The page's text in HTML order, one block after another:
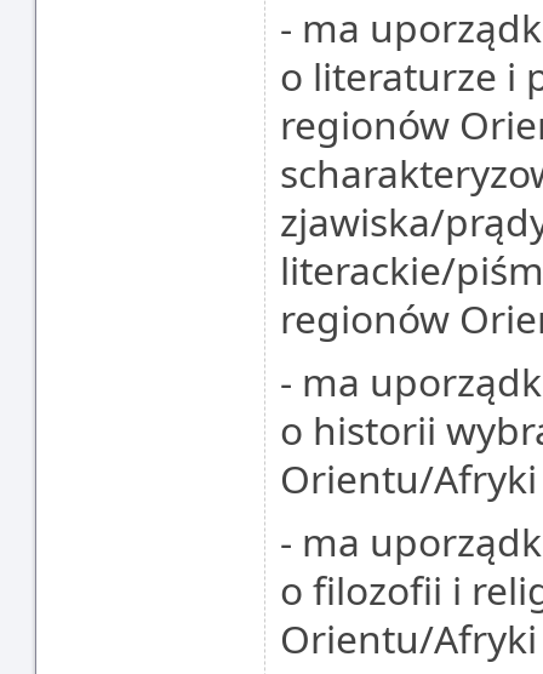
- ma
o literaturze i
regionów
zjawiska/
literackie/
regionów
- ma
o historii
Orientu/Afryki
- ma
o filozofii i
Orientu/Afryki